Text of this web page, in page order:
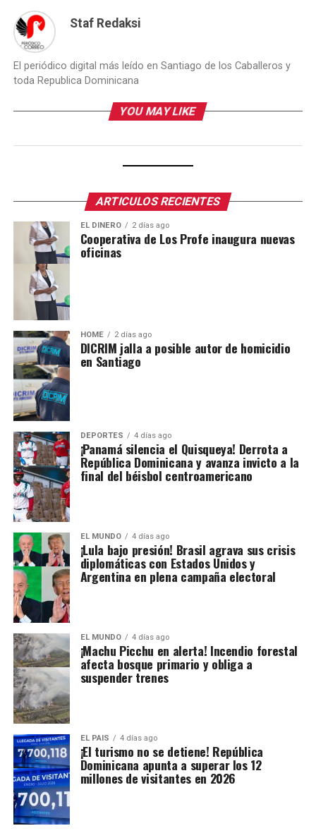
Staf Redaksi
El periódico digital más leído en Santiago de los Caballeros y
toda Republica Dominicana
YOU MAY LIKE
ARTICULOS RECIENTES
EL DINERO 2 días ago
Cooperativa de Los Profe inaugura nuevas
oficinas
HOME 2 días ago
DICRIM jalla a posible autor de homicidio
en Santiago
DEPORTES 4 días ago
¡Panamá silencia el Quisqueya! Derrota a
República Dominicana y avanza invicto a la
final del béisbol centroamericano
EL MUNDO 4 días ago
¡Lula bajo presión! Brasil agrava sus crisis
diplomáticas con Estados Unidos y
Argentina en plena campaña electoral
EL MUNDO 4 días ago
¡Machu Picchu en alerta! Incendio forestal
afecta bosque primario y obliga a
suspender trenes
EL PAIS 4 días ago
¡El turismo no se detiene! República
Dominicana apunta a superar los 12
millones de visitantes en 2026